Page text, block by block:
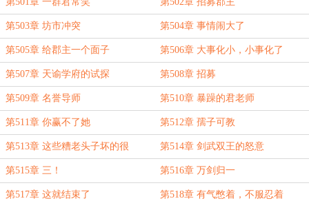
第503章 坊市冲突 第504章 事情闹大了
第505章 给郡主一个面子 第506章 大事化小，小事化了
第507章 天谕学府的试探 第508章 招募
第509章 名誉导师 第510章 暴躁的君老师
第511章 你赢不了她 第512章 孺子可教
第513章 这些糟老头子坏的很 第514章 剑武双王的怒意
第515章 三！ 第516章 万剑归一
第517章 这就结束了 第518章 有气憋着，不服忍着